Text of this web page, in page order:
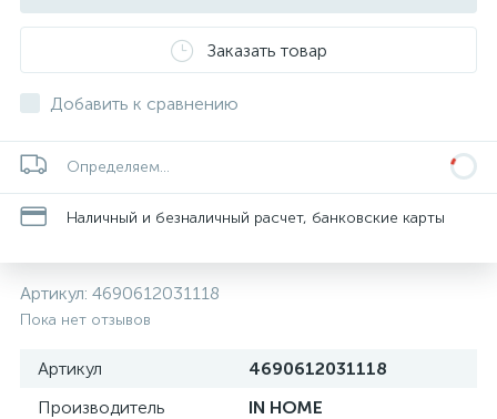
Заказать товар
Добавить к сравнению
Определяем...
Наличный и безналичный расчет, банковские карты
Артикул: 4690612031118
Пока нет отзывов
Артикул
4690612031118
Производитель
IN HOME